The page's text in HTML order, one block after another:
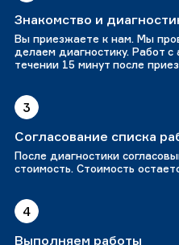
Знакомство и
Вы приезжаете к нам. Мы
делаем диагностику. Работ
течении 15 минут после
3
Согласование списка
После диагностики
стоимость. Стоимость
4
Выполняем работы